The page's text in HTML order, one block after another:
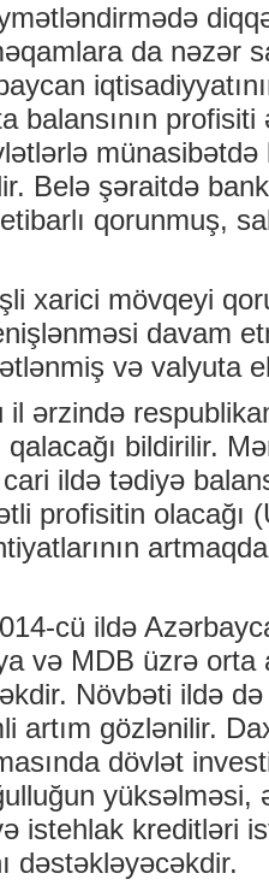
da nəzər
balansının profisiti
Belə şəraitdə
qorunmuş,
xarici mövqeyi
davam
və valyuta
ərzində
bildirilir.
ildə tədiyə
profisitin olacağı
cü ildə
və MDB üzrə orta
Növbəti ildə
artım gözlənilir.
dövlət
yüksəlməsi,
istehlak kreditləri
dəstəkləyəcəkdir.